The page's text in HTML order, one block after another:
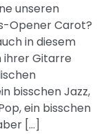
unseren
Opener Carot?
in diesem
ihrer Gitarre
bisschen Jazz,
ein bisschen
[…]